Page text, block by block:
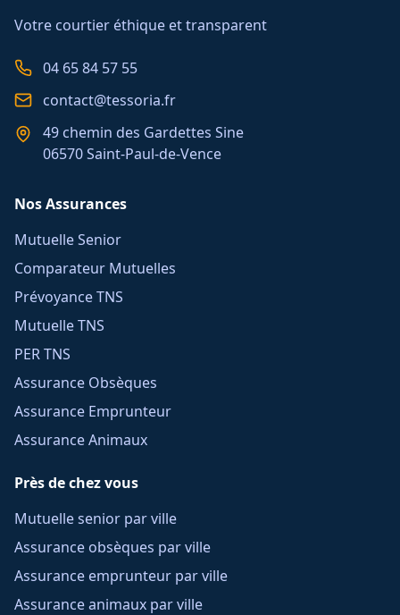
Votre courtier éthique et transparent
04 65 84 57 55
contact@tessoria.fr
49 chemin des Gardettes Sine
06570 Saint-Paul-de-Vence
Nos Assurances
Mutuelle Senior
Comparateur Mutuelles
Prévoyance TNS
Mutuelle TNS
PER TNS
Assurance Obsèques
Assurance Emprunteur
Assurance Animaux
Près de chez vous
Mutuelle senior par ville
Assurance obsèques par ville
Assurance emprunteur par ville
Assurance animaux par ville